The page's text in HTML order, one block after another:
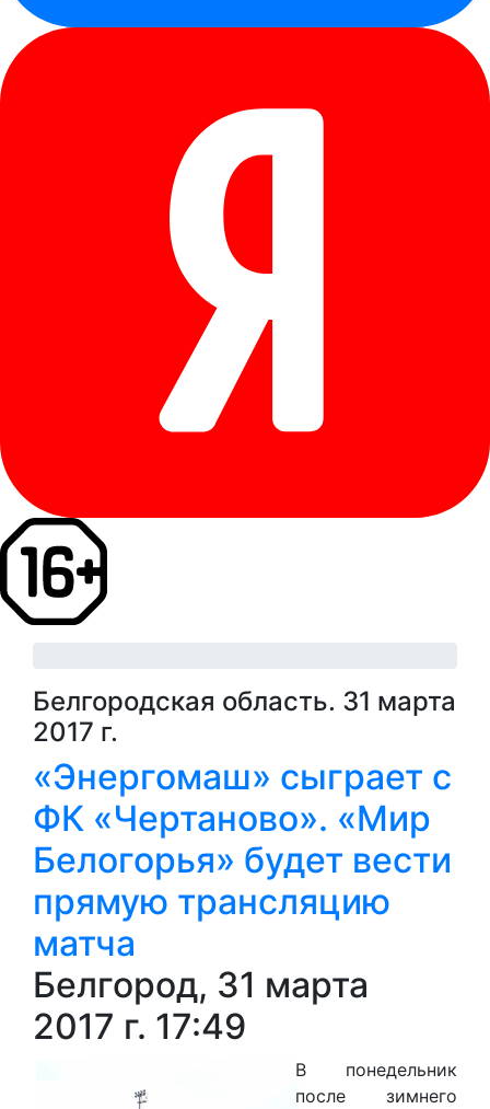
Белгородская область. 31 марта
2017 г.
«Энергомаш» сыграет с
ФК «Чертаново». «Мир
Белогорья» будет вести
прямую трансляцию
матча
Белгород, 31 марта
2017 г. 17:49
В понедельник
после зимнего